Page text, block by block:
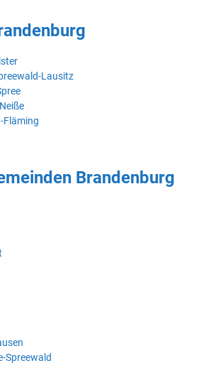
Lausitz
Fläming
Brandenburg
Spreewald